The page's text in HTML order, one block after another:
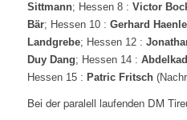
Sittmann; Hessen 8 : Victor
Bär; Hessen 10 : Gerhard Haenle
Landgrebe; Hessen 12 :
Duy Dang; Hessen 14 :
Hessen 15 : Patric Fritsch
Bei der paralell laufenden DM